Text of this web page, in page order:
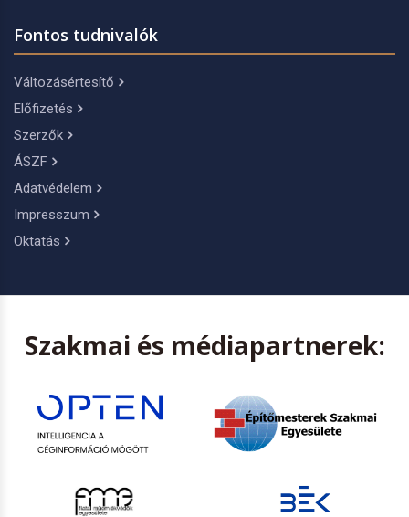
Fontos tudnivalók
Változásértesítő
Előfizetés
Szerzők
ÁSZF
Adatvédelem
Impresszum
Oktatás
Szakmai és médiapartnerek: